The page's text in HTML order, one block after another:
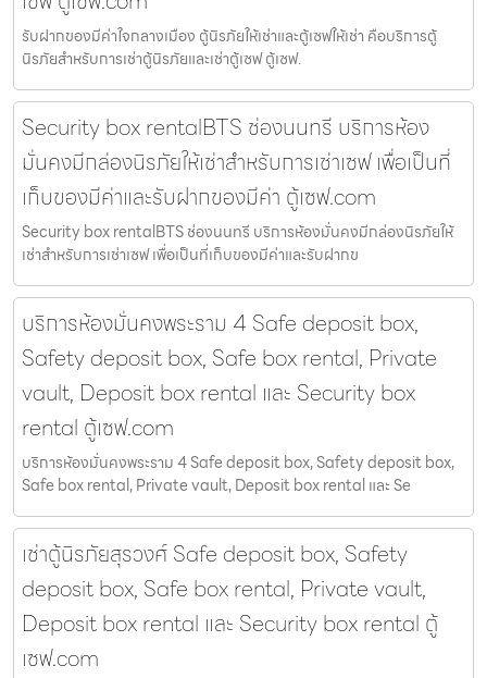
รับฝากของมีค่าใจกลางเมือง ตู้นิรภัยให้เช่าและตู้เซฟให้เช่า คือบริการตู้
นิรภัยสำหรับการเช่าตู้นิรภัยและเช่าตู้เซฟ ตู้เซฟ.
Security box rentalBTS ช่องนนทรี บริการห้อง
มั่นคงมีกล่องนิรภัยให้เช่าสำหรับการเช่าเซฟ เพื่อเป็นที่
เก็บของมีค่าและรับฝากของมีค่า ตู้เซฟ.com
Security box rentalBTS ช่องนนทรี บริการห้องมั่นคงมีกล่องนิรภัยให้
เช่าสำหรับการเช่าเซฟ เพื่อเป็นที่เก็บของมีค่าและรับฝากข
บริการห้องมั่นคงพระราม 4 Safe deposit box,
Safety deposit box, Safe box rental, Private
vault, Deposit box rental และ Security box
rental ตู้เซฟ.com
บริการห้องมั่นคงพระราม 4 Safe deposit box, Safety deposit box,
Safe box rental, Private vault, Deposit box rental และ Se
เช่าตู้นิรภัยสุรวงศ์ Safe deposit box, Safety
deposit box, Safe box rental, Private vault,
Deposit box rental และ Security box rental ตู้
เซฟ.com